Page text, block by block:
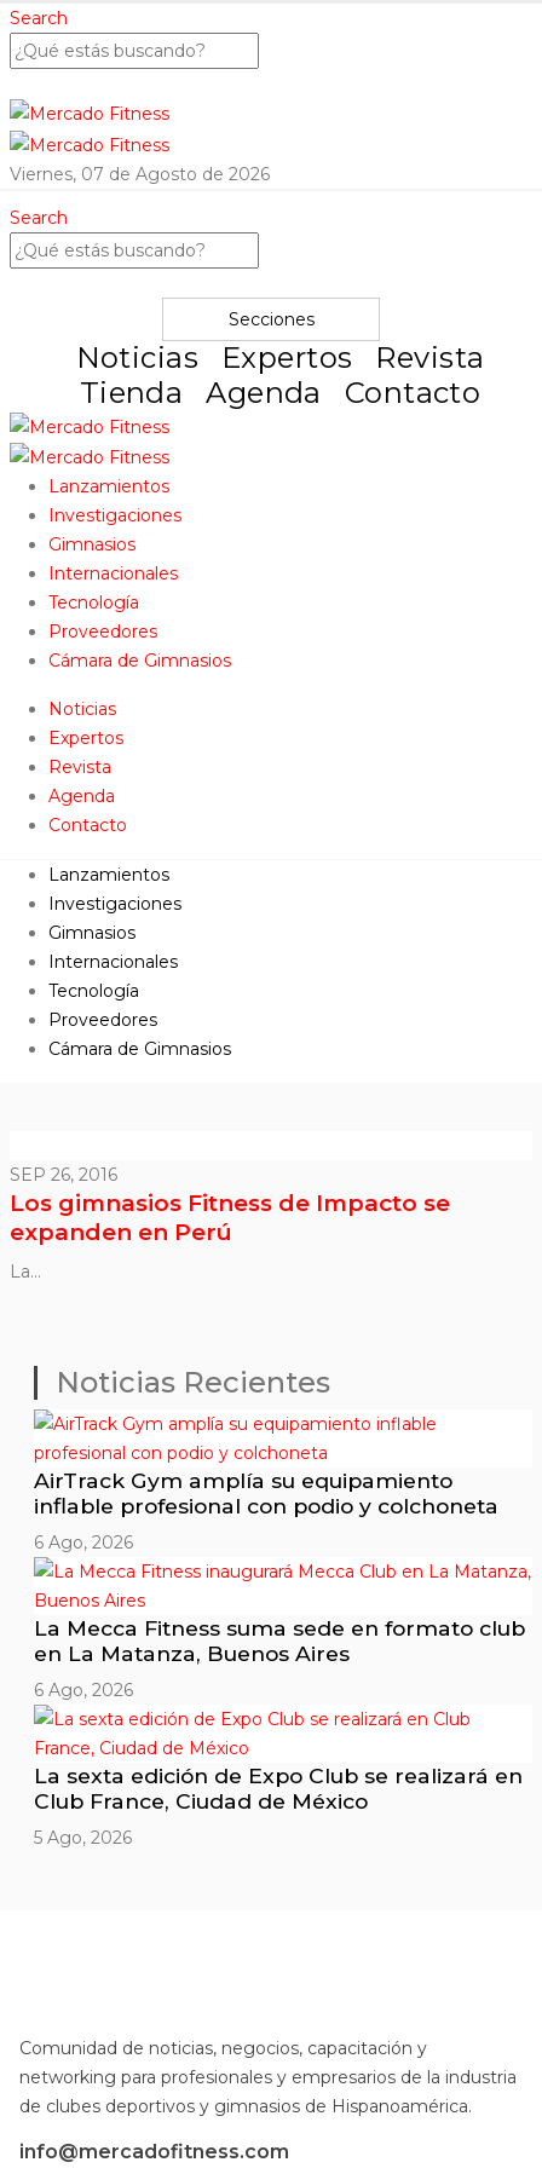
Search
Viernes, 07 de Agosto de 2026
Search
Secciones
Noticias Expertos
Revista
Tienda
Agenda Contacto
Lanzamientos
Investigaciones
Gimnasios
Internacionales
Tecnología
Proveedores
Cámara de Gimnasios
Noticias
Expertos
Revista
Agenda
Contacto
Lanzamientos
Investigaciones
Gimnasios
Internacionales
Tecnología
Proveedores
Cámara de Gimnasios
SEP 26, 2016
Los gimnasios Fitness de Impacto se
expanden en Perú
La...
Noticias Recientes
AirTrack Gym amplía su equipamiento
inflable profesional con podio y colchoneta
6 Ago, 2026
La Mecca Fitness suma sede en formato club
en La Matanza, Buenos Aires
6 Ago, 2026
La sexta edición de Expo Club se realizará en
Club France, Ciudad de México
5 Ago, 2026
Comunidad de noticias, negocios, capacitación y
networking para profesionales y empresarios de la industria
de clubes deportivos y gimnasios de Hispanoamérica.
info@mercadofitness.com